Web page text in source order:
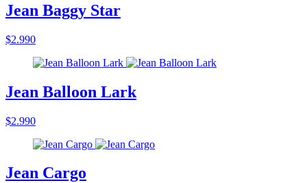
Jean Baggy Star
$2.990
Jean Balloon Lark
$2.990
Jean Cargo